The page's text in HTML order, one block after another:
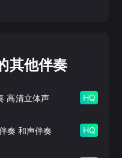
其他伴奏
高清立体声 HQ
奏 和声伴奏 HQ